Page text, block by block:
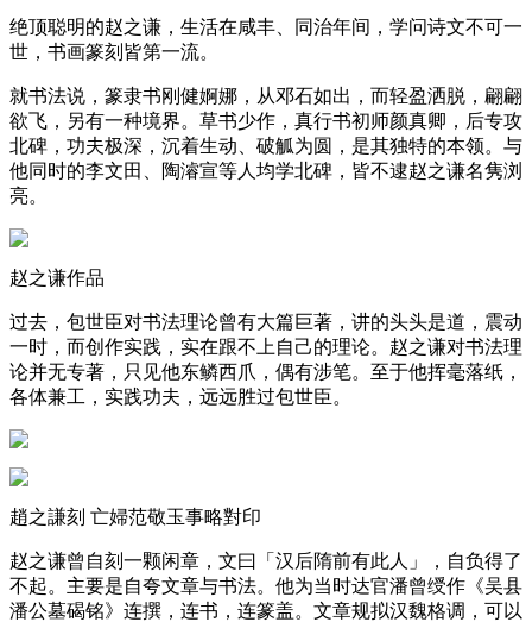
绝顶聪明的赵之谦，生活在咸丰、同治年间，学问诗文不可一
世，书画篆刻皆第一流。
就书法说，篆隶书刚健婀娜，从邓石如出，而轻盈洒脱，翩翩
欲飞，另有一种境界。草书少作，真行书初师颜真卿，后专攻
北碑，功夫极深，沉着生动、破觚为圆，是其独特的本领。与
他同时的李文田、陶濬宣等人均学北碑，皆不逮赵之谦名隽浏
亮。
赵之谦作品
过去，包世臣对书法理论曾有大篇巨著，讲的头头是道，震动
一时，而创作实践，实在跟不上自己的理论。赵之谦对书法理
论并无专著，只见他东鳞西爪，偶有涉笔。至于他挥毫落纸，
各体兼工，实践功夫，远远胜过包世臣。
趙之謙刻 亡婦范敬玉事略對印
赵之谦曾自刻一颗闲章，文曰「汉后隋前有此人」，自负得了
不起。主要是自夸文章与书法。他为当时达官潘曾绶作《吴县
潘公墓碣铭》连撰，连书，连篆盖。文章规拟汉魏格调，可以